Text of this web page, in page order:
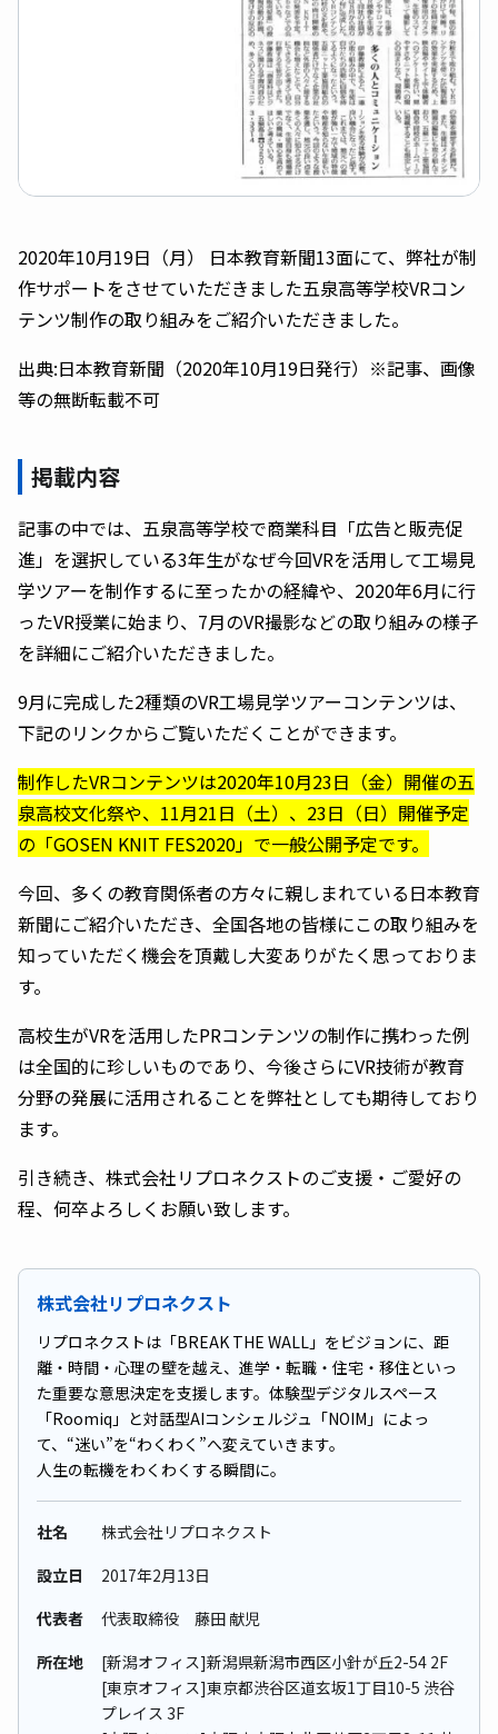
2020年10月19日（月） 日本教育新聞13面にて、弊社が制
作サポートをさせていただきました五泉高等学校VRコン
テンツ制作の取り組みをご紹介いただきました。
出典:日本教育新聞（2020年10月19日発行）※記事、画像
等の無断転載不可
掲載内容
記事の中では、五泉高等学校で商業科目「広告と販売促
進」を選択している3年生がなぜ今回VRを活用して工場見
学ツアーを制作するに至ったかの経緯や、2020年6月に行
ったVR授業に始まり、7月のVR撮影などの取り組みの様子
を詳細にご紹介いただきました。
9月に完成した2種類のVR工場見学ツアーコンテンツは、
下記のリンクからご覧いただくことができます。
制作したVRコンテンツは2020年10月23日（金）開催の五
泉高校文化祭や、11月21日（土）、23日（日）開催予定
の「GOSEN KNIT FES2020」で一般公開予定です。
今回、多くの教育関係者の方々に親しまれている日本教育
新聞にご紹介いただき、全国各地の皆様にこの取り組みを
知っていただく機会を頂戴し大変ありがたく思っておりま
す。
高校生がVRを活用したPRコンテンツの制作に携わった例
は全国的に珍しいものであり、今後さらにVR技術が教育
分野の発展に活用されることを弊社としても期待しており
ます。
引き続き、株式会社リプロネクストのご支援・ご愛好の
程、何卒よろしくお願い致します。
株式会社リプロネクスト
リプロネクストは「BREAK THE WALL」をビジョンに、距
離・時間・心理の壁を越え、進学・転職・住宅・移住といっ
た重要な意思決定を支援します。体験型デジタルスペース
「Roomiq」と対話型AIコンシェルジュ「NOIM」によっ
て、“迷い”を“わくわく”へ変えていきます。
人生の転機をわくわくする瞬間に。
社名
株式会社リプロネクスト
設立日
2017年2⽉13⽇
代表者
代表取締役 藤田 献児
所在地
[新潟オフィス]新潟県新潟市西区小針が丘2-54 2F
[東京オフィス]東京都渋谷区道玄坂1丁目10-5 渋谷
プレイス 3F